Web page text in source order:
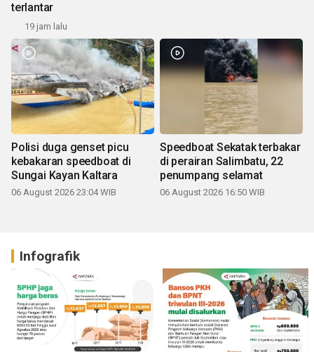
terlantar
19 jam lalu
Polisi duga genset picu
kebakaran speedboat di
Sungai Kayan Kaltara
06 August 2026 23:04 WIB
Speedboat Sekatak terbakar
di perairan Salimbatu, 22
penumpang selamat
06 August 2026 16:50 WIB
Infografik